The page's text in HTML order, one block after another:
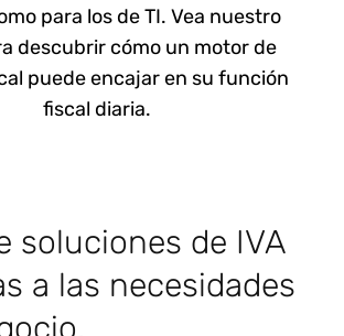
para los de TI. Vea nuestro
descubrir cómo un motor de
puede encajar en su función
fiscal diaria.
soluciones de IVA
a las necesidades